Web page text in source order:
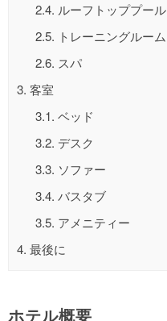
2.4. ルーフトッププール
2.5. トレーニングルーム
2.6. スパ
3. 客室
3.1. ベッド
3.2. デスク
3.3. ソファー
3.4. バスタブ
3.5. アメニティー
4. 最後に
ホテル概要